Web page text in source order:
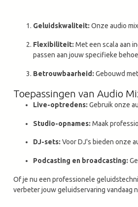
Geluidskwaliteit: Onze audio
Flexibiliteit: Met een scala aan
passen aan jouw specifieke
Betrouwbaarheid: Gebouwd
Toepassingen van Audio
Live-optredens: Gebruik onze
Studio-opnames: Maak
DJ-sets: Voor DJ's bieden onze
Podcasting en broadcasting:
Of je nu een professionele
verbeter jouw geluidservaring vandaag